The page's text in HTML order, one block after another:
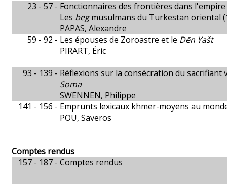
23 - 57 - Fonctionnaires des frontières dans
Les begmusulmans du Turkestan oriental
PAPAS, Alexandre
59 - 92 - Les épouses de Zoroastre et le Dēn Yašt
PIRART, Éric
93 - 139 - Réflexions sur la consécration du sacrifiant
Soma
SWENNEN, Philippe
141 - 156 - Emprunts lexicaux khmer-moyens au
POU, Saveros
Comptes rendus
157 - 187 - Comptes rendus